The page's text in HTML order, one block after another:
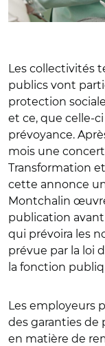
Les collectivités
publics vont
protection
et ce, que celle-
prévoyance.
mois une
Transformation
cette annonce
Montchalin
publication
qui prévoira les
prévue par la loi
la fonction
Les employeurs
des garanties
en matière de